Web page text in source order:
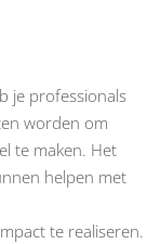
je professionals
worden om
te maken. Het
helpen met
te realiseren.